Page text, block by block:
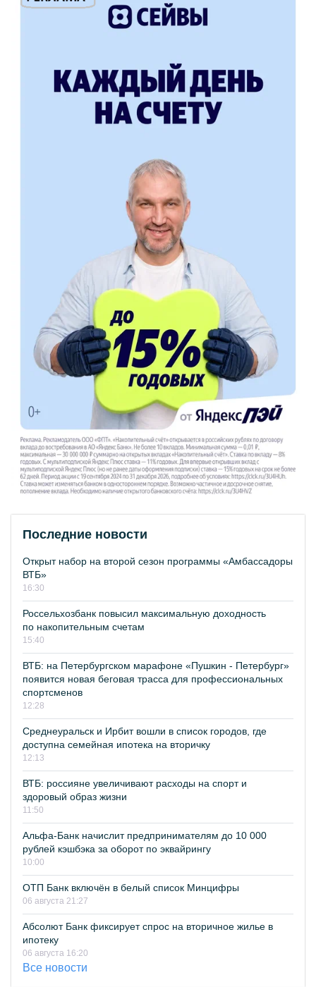
Последние новости
Открыт набор на второй сезон программы «Амбассадоры
ВТБ»
16:30
Россельхозбанк повысил максимальную доходность
по накопительным счетам
15:40
ВТБ: на Петербургском марафоне «Пушкин - Петербург»
появится новая беговая трасса для профессиональных
спортсменов
12:28
Среднеуральск и Ирбит вошли в список городов, где
доступна семейная ипотека на вторичку
12:13
ВТБ: россияне увеличивают расходы на спорт и
здоровый образ жизни
11:50
Альфа-Банк начислит предпринимателям до 10 000
рублей кэшбэка за оборот по эквайрингу
10:00
ОТП Банк включён в белый список Минцифры
06 августа 21:27
Абсолют Банк фиксирует спрос на вторичное жилье в
ипотеку
06 августа 16:20
Все новости